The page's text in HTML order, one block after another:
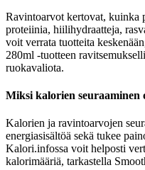
Ravintoarvot kertovat, kuinka
proteiinia, hiilihydraatteja,
voit verrata tuotteita
280ml -tuotteen
ruokavaliota.
Miksi kalorien seuraaminen
Kalorien ja ravintoarvojen
energiasisältöä sekä tukee
Kalori.infossa voit helposti
kalorimääriä, tarkastella